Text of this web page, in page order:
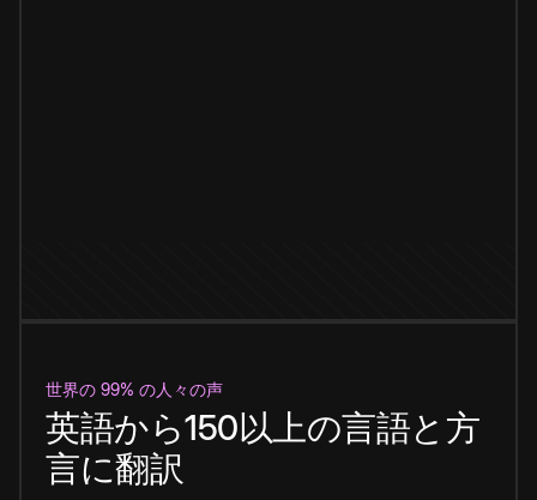
世界の 99% の人々の声
英語から150以上の言語と方
言に翻訳